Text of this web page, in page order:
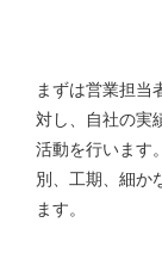
まずは営業担当
対し、自社の実
活動を行います
別、工期、細か
ます。